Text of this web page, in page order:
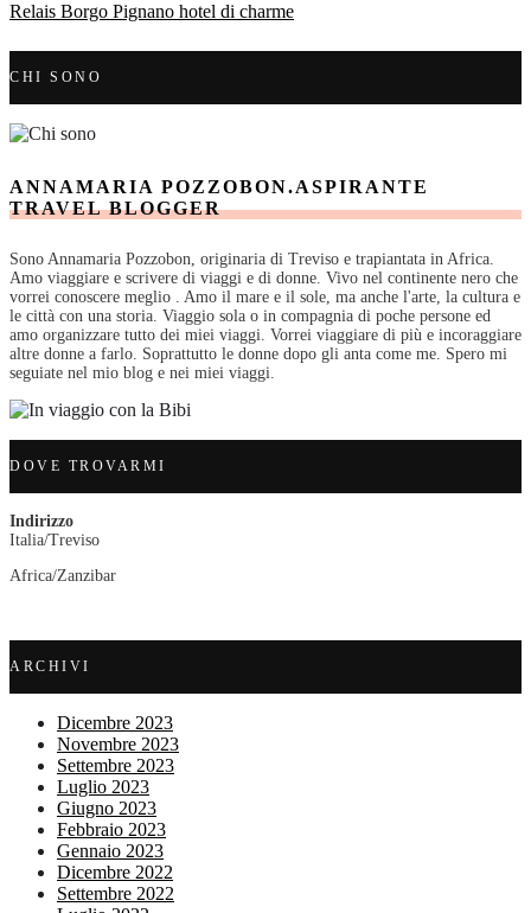
Relais Borgo Pignano hotel di charme
CHI SONO
ANNAMARIA POZZOBON.ASPIRANTE
TRAVEL BLOGGER
Sono Annamaria Pozzobon, originaria di Treviso e trapiantata in Africa.
Amo viaggiare e scrivere di viaggi e di donne. Vivo nel continente nero che
vorrei conoscere meglio . Amo il mare e il sole, ma anche l'arte, la cultura e
le città con una storia. Viaggio sola o in compagnia di poche persone ed
amo organizzare tutto dei miei viaggi. Vorrei viaggiare di più e incoraggiare
altre donne a farlo. Soprattutto le donne dopo gli anta come me. Spero mi
seguiate nel mio blog e nei miei viaggi.
DOVE TROVARMI
Indirizzo
Italia/Treviso
Africa/Zanzibar
ARCHIVI
Dicembre 2023
Novembre 2023
Settembre 2023
Luglio 2023
Giugno 2023
Febbraio 2023
Gennaio 2023
Dicembre 2022
Settembre 2022